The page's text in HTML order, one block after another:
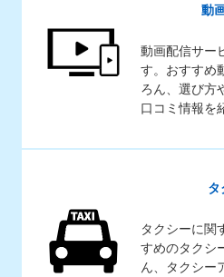
動
動画配信サー
す。おすすめ
ろん、選び方
口コミ情報を
タ
タクシーに関
すめのタクシ
ん、タクシー